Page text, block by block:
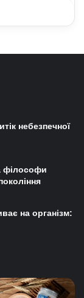
небезпечної
філософи
на організм: